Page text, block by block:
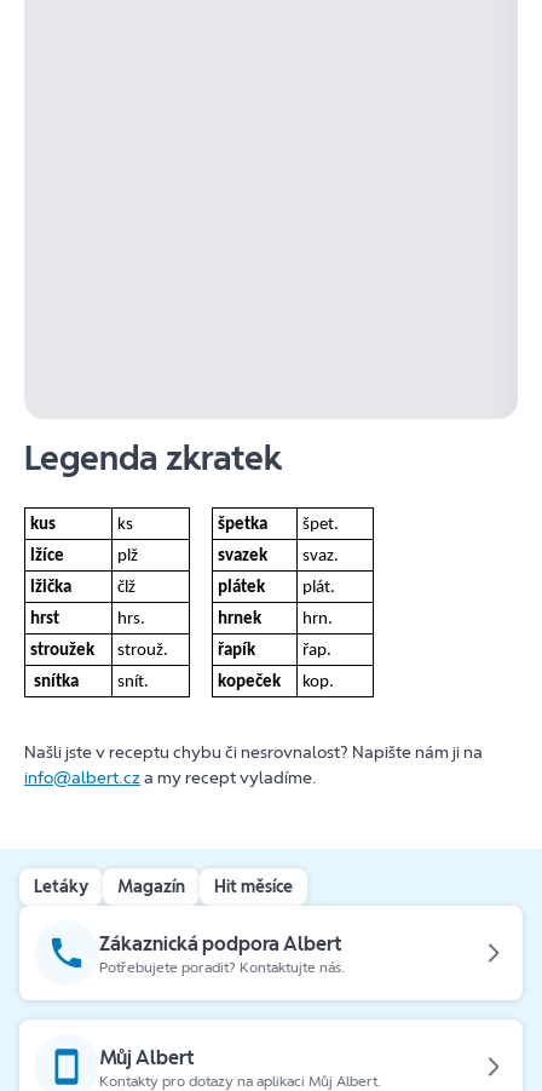
Legenda zkratek
kus ks špetka
špet.
lžíce
plž svazek
svaz.
lžička
člž plátek
plát.
hrst
hrs. hrnek
hrn.
stroužek
strouž. řapík
řap.
snítka
snít. kopeček kop.
Našli jste v receptu chybu či nesrovnalost? Napište nám ji na
info@albert.cza my recept vyladíme.
Letáky Magazín Hit měsíce
Zákaznická podpora Albert
Potřebujete poradit? Kontaktujte nás.
Můj Albert
Kontakty pro dotazy na aplikaci Můj Albert.